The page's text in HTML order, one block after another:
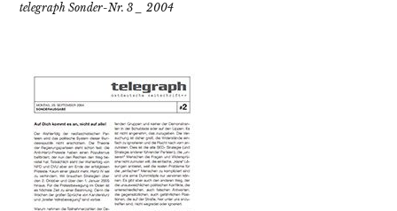
telegraph Sonder-Nr. 3 _ 2004